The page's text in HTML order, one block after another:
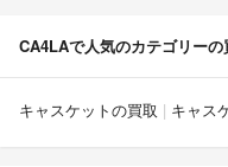
CA4LAで人気のカテゴリーの
キャスケットの買取 キャス